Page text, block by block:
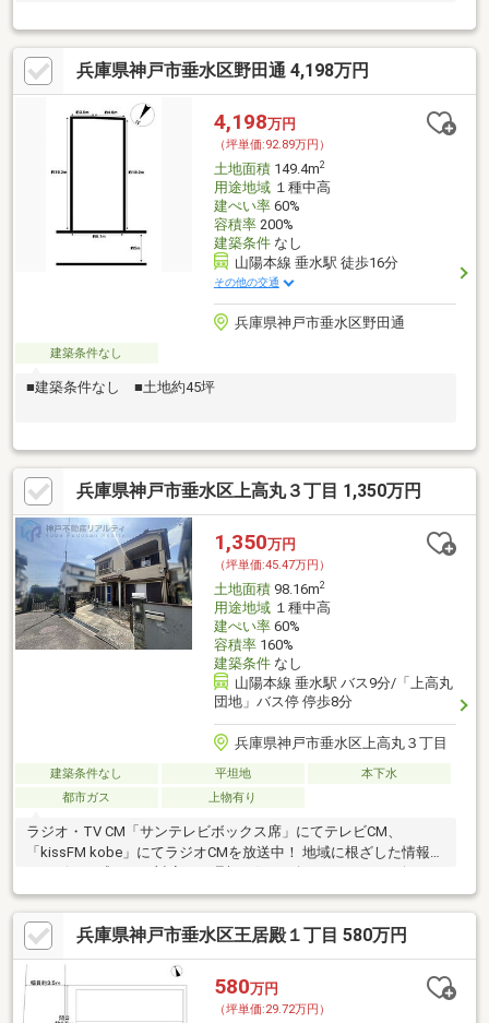
兵庫県神戸市垂水区野田通 4,198万円
4,198万円
（坪単価:92.89万円）
土地面積149.4m2
用途地域１種中高
建ぺい率60%
容積率200%
建築条件なし
山陽本線 垂水駅 徒歩16分
その他の交通
兵庫県神戸市垂水区野田通
建築条件なし
■建築条件なし ■土地約45坪
兵庫県神戸市垂水区上高丸３丁目 1,350万円
1,350万円
（坪単価:45.47万円）
土地面積98.16m2
用途地域１種中高
建ぺい率60%
容積率160%
建築条件なし
山陽本線 垂水駅 バス9分/「上高丸
団地」バス停 停歩8分
兵庫県神戸市垂水区上高丸３丁目
建築条件なし 平坦地
本下水
都市ガス
上物有り
ラジオ・TV CM「サンテレビボックス席」にてテレビCM、
「kissFM kobe」にてラジオCMを放送中！ 地域に根ざした情報力
す♪
兵庫県神戸市垂水区王居殿１丁目 580万円
580万円
（坪単価:29.72万円）